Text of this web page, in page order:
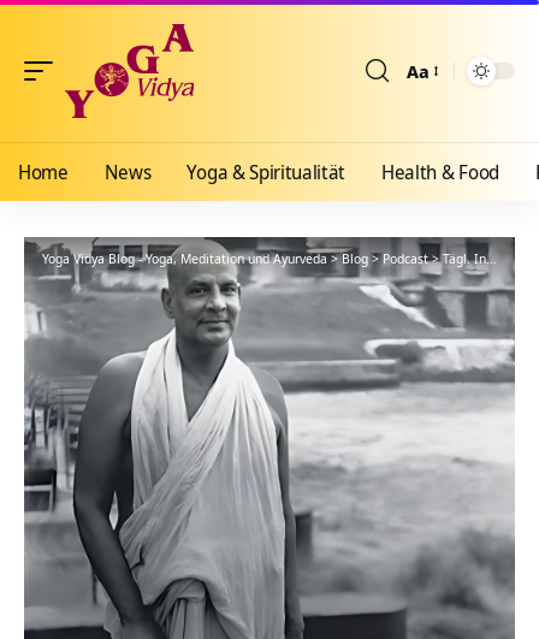
Aa
Home News Yoga & Spiritualität Health & Food
Yoga Vidya Blog - Yoga, Meditation und Ayurveda>Blog >Podcast>Tägl. Inspiration